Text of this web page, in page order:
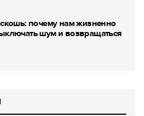
почему нам жизненно
шум и возвращаться